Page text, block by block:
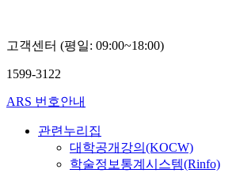
고객센터 (평일: 09:00~18:00)
1599-3122
ARS 번호안내
관련누리집
대학공개강의(KOCW)
학술정보통계시스템(Rinfo)